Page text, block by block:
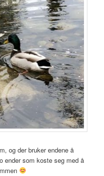
og der bruker endene å
ender som koste seg med å